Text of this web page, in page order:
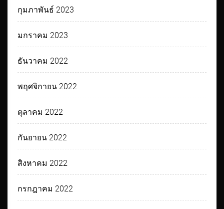
กุมภาพันธ์ 2023
มกราคม 2023
ธันวาคม 2022
พฤศจิกายน 2022
ตุลาคม 2022
กันยายน 2022
สิงหาคม 2022
กรกฎาคม 2022